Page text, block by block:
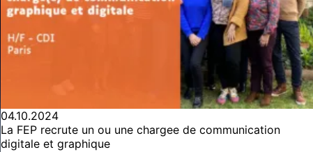
04.10.2024
La FEP recrute un ou une chargee de communication
digitale et graphique